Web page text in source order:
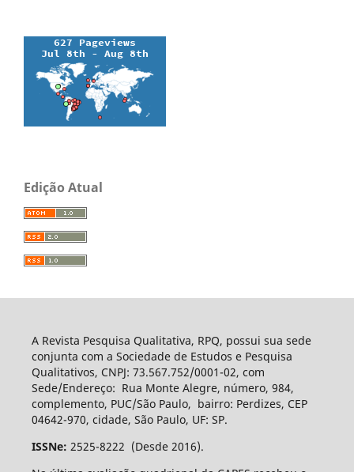
Edição Atual
A Revista Pesquisa Qualitativa, RPQ, possui sua sede
conjunta com a Sociedade de Estudos e Pesquisa
Qualitativos, CNPJ: 73.567.752/0001-02, com
Sede/Endereço: Rua Monte Alegre, número, 984,
complemento, PUC/São Paulo, bairro: Perdizes, CEP
04642-970, cidade, São Paulo, UF: SP.
ISSNe: 2525-8222 (Desde 2016).